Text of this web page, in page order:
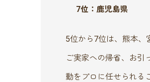
7位：鹿児島県
5位から7位は、熊本、
ご実家への帰省、お引
動をプロに任せられる